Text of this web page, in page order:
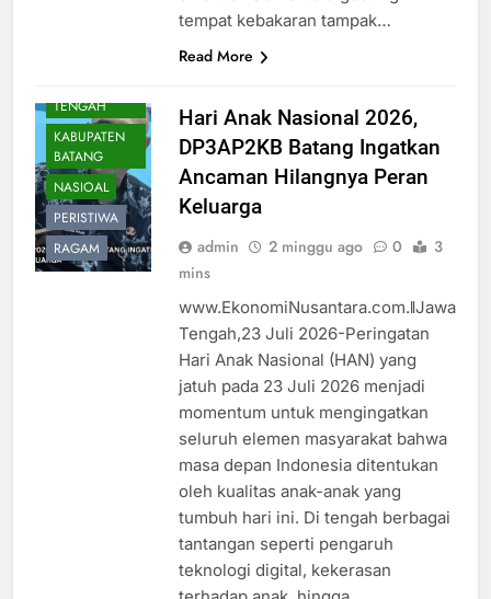
tempat kebakaran tampak…
Read More
TENGAH
KABUPATEN
BATANG
NASIOAL
PERISTIWA
RAGAM
Hari Anak Nasional 2026,
DP3AP2KB Batang Ingatkan
Ancaman Hilangnya Peran
Keluarga
admin 2 minggu ago 0
3
mins
www.EkonomiNusantara.com.ǁJawa
Tengah,23 Juli 2026-Peringatan
Hari Anak Nasional (HAN) yang
jatuh pada 23 Juli 2026 menjadi
momentum untuk mengingatkan
seluruh elemen masyarakat bahwa
masa depan Indonesia ditentukan
oleh kualitas anak-anak yang
tumbuh hari ini. Di tengah berbagai
tantangan seperti pengaruh
teknologi digital, kekerasan